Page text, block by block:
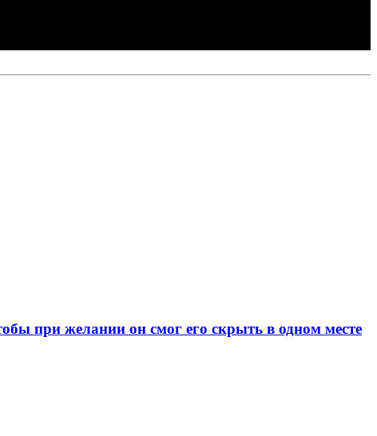
при желании он смог его скрыть в одном месте